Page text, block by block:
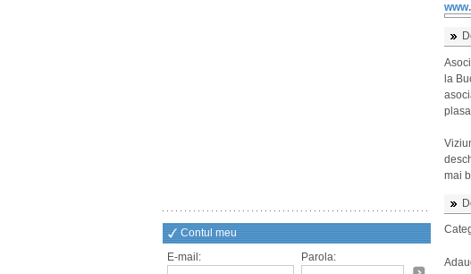
Contul meu
E-mail:
Parola:
la
mai